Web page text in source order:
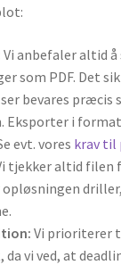
Vi anbefaler altid å
som PDF. Det
bevares præcis
Eksporter i
evt. vores krav
tjekker altid filen
Vi prioriterer
vi ved, at